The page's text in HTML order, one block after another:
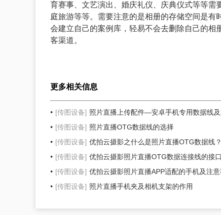
育赛事、文艺演出、婚庆礼仪、庆典仪式等等需
庭旅游等等。需要注意的是相册的存储空间是
会建立自己的案例库，轻易不会去删除自己的
客渠道。
更多相关信息
[传图设备] 照片直播上传配件—安卓手机专用数据线
[传图设备] 照片直播OTG数据线的选择
[传图设备] 优拍云摄影之什么是照片直播OTG数据线？
[传图设备] 优拍云摄影照片直播OTG数据连接线的接口
[传图设备] 优拍云摄影照片直播APP适配的手机及注
[传图设备] 照片直播手机夹及相机支架的作用